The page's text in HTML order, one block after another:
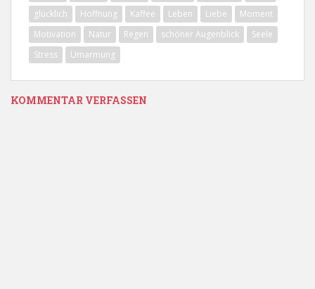
glücklich
Hoffnung Kaffee Leben Liebe
Moment
Motivation
Natur Regen schöner Augenblick
Seele
Stress
Umarmung
KOMMENTAR VERFASSEN